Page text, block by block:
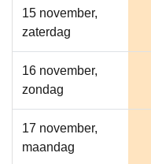
15 november,
zaterdag
16 november,
zondag
17 november,
maandag